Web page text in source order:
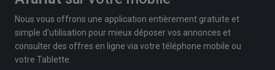
Nous vous offrons une application entièrement gratuite et
simple d'utilisation pour mieux déposer vos annonces et
consulter des offres en ligne via votre téléphone mobile ou
votre Tablette.